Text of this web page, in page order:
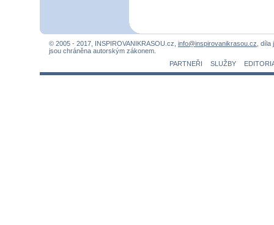
© 2005 - 2017, INSPIROVANIKRASOU.cz, info@inspirovanikrasou.cz ,
jsou chráněna autorským zákonem.
PARTNEŘI
SLUŽBY